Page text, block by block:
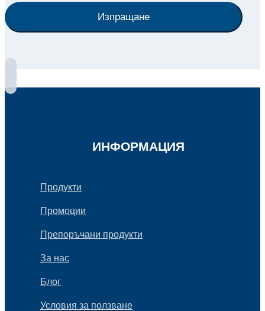
Изпращане
ИНФОРМАЦИЯ
Продукти
Промоции
Препоръчани продукти
За нас
Блог
Условия за ползване